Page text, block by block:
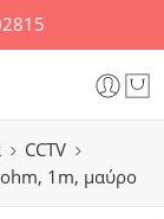
CCTV
ohm, 1m, μαύρο